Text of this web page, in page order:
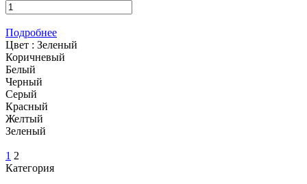
Подробнее
Цвет : Зеленый
Коричневый
Белый
Черный
Серый
Красный
Желтый
Зеленый
1 2
Категория